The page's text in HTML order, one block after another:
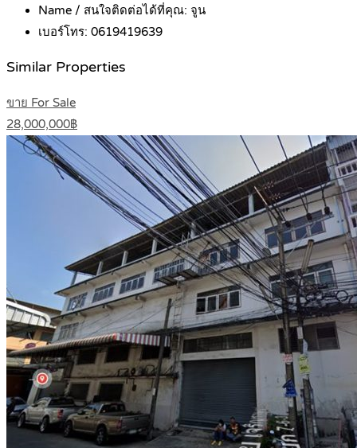
Name / สนใจติดต่อได้ที่คุณ: จูน
เบอร์โทร: 0619419639
Similar Properties
ขาย For Sale
28,000,000฿